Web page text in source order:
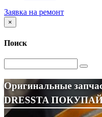
Заявка на ремонт
×
Поиск
Оригинальные
DRESSTA